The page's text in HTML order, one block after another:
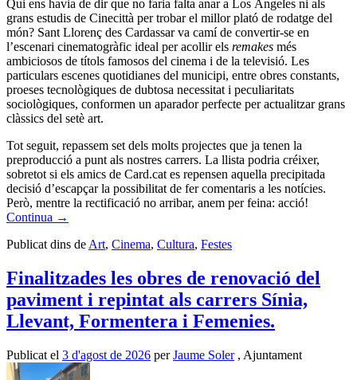
Qui ens havia de dir que no faria falta anar a Los Ángeles ni als
grans estudis de Cinecittà per trobar el millor plató de rodatge del
món? Sant Llorenç des Cardassar va camí de convertir-se en
l’escenari cinematogràfic ideal per acollir els remakes més
ambiciosos de títols famosos del cinema i de la televisió. Les
particulars escenes quotidianes del municipi, entre obres constants,
proeses tecnològiques de dubtosa necessitat i peculiaritats
sociològiques, conformen un aparador perfecte per actualitzar grans
clàssics del setè art.
Tot seguit, repassem set dels molts projectes que ja tenen la
preproducció a punt als nostres carrers. La llista podria créixer,
sobretot si els amics de Card.cat es repensen aquella precipitada
decisió d’escapçar la possibilitat de fer comentaris a les notícies.
Però, mentre la rectificació no arribar, anem per feina: acció!
Continua →
Publicat dins de Art, Cinema, Cultura, Festes
Finalitzades les obres de renovació del
paviment i repintat als carrers Sínia,
Llevant, Formentera i Femenies.
Publicat el 3 d'agost de 2026 perJaume Soler , Ajuntament